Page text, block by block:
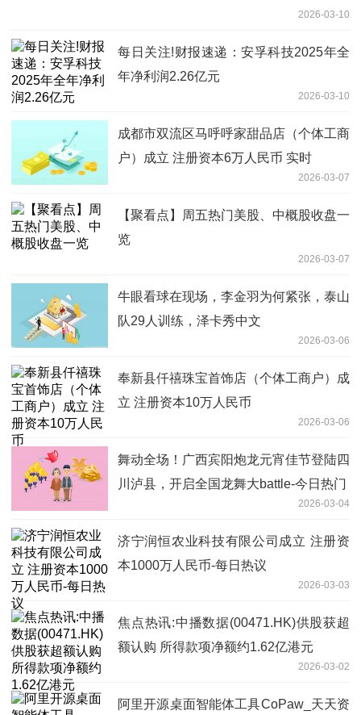
2026-03-10
每日关注!财报速递：安孚科技2025年全
年净利润2.26亿元
2026-03-10
成都市双流区马呼呼家甜品店（个体工商
户）成立 注册资本6万人民币 实时
2026-03-07
【聚看点】周五热门美股、中概股收盘一
览
2026-03-07
牛眼看球在现场，李金羽为何紧张，泰山
队29人训练，泽卡秀中文
2026-03-06
奉新县仟禧珠宝首饰店（个体工商户）成
立 注册资本10万人民币
2026-03-06
舞动全场！广西宾阳炮龙元宵佳节登陆四
川泸县，开启全国龙舞大battle-今日热门
2026-03-04
济宁润恒农业科技有限公司成立 注册资
本1000万人民币-每日热议
2026-03-03
焦点热讯:中播数据(00471.HK)供股获超
额认购 所得款项净额约1.62亿港元
2026-03-02
阿里开源桌面智能体工具CoPaw_天天资